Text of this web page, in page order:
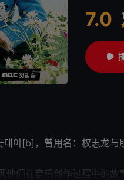
7.0
很差
较差还行
[b]，曾用名：权志龙与朋
Good Day》
他们在音乐创作过